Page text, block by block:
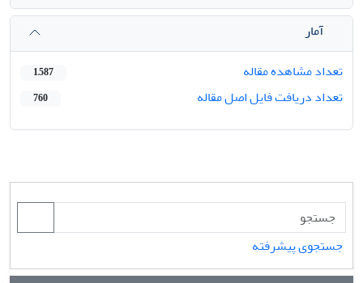
آمار
تعداد مشاهده مقاله
1,587
تعداد دریافت فایل اصل مقاله 760
جستجوی پیشرفته